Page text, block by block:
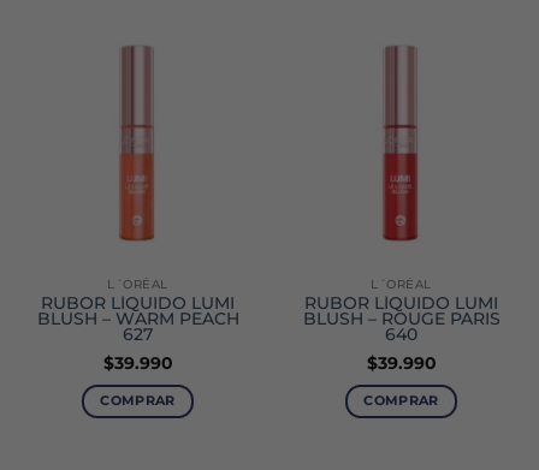
L´ORÉAL
RUBOR LÍQUIDO LUMI
BLUSH – WARM PEACH
627
$39.990
COMPRAR
L´ORÉAL
RUBOR LÍQUIDO LUMI
BLUSH – ROUGE PARIS
640
$39.990
COMPRAR